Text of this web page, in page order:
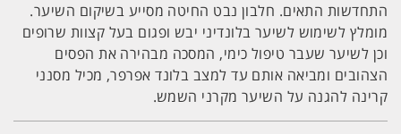
התחדשות התאים. חלבון נבט החיטה מסייע בשיקום השיער.
מומלץ לשימוש לשיער בלונדיני יבש ופגום בעל קצוות שרופים
וכן לשיער שעבר טיפול כימי, המסכה מבהירה את הפסים
הצהובים ומביאה אותם עד למצב בלונד אפרפר, מכיל מסנני
קרינה להגנה על השיער מקרני השמש.